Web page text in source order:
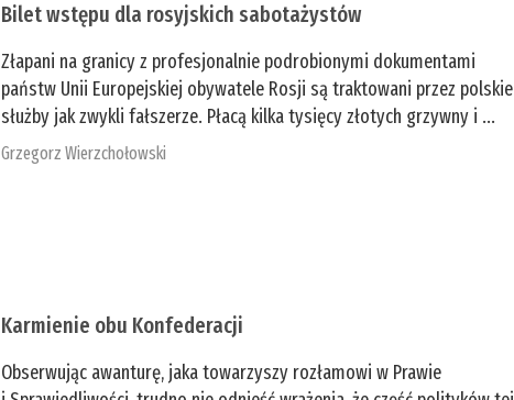
Bilet wstępu dla rosyjskich sabotażystów
Złapani na granicy z profesjonalnie podrobionymi dokumentami
państw Unii Europejskiej obywatele Rosji są traktowani przez polskie
służby jak zwykli fałszerze. Płacą kilka tysięcy złotych grzywny i ...
Grzegorz Wierzchołowski
Karmienie obu Konfederacji
Obserwując awanturę, jaka towarzyszy rozłamowi w Prawie